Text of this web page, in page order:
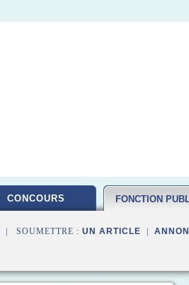
CONCOURS FONCTION
| SOUMETTRE : UN ARTICLE